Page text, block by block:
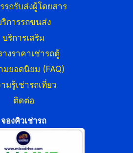
รถรับส่งผู้โดยสาร
การรถขนส่ง
บริการเสริม
างราคาเช่ารถตู้
มยอดนิยม (FAQ)
มรู้เช่ารถเที่ยว
ติดต่อ
จองคิวเช่ารถ